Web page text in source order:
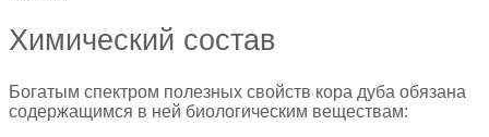
Химический состав
Богатым спектром полезных свойств кора дуба обязана
содержащимся в ней биологическим веществам: